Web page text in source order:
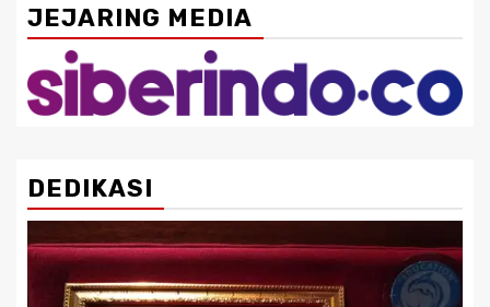
JEJARING MEDIA
DEDIKASI